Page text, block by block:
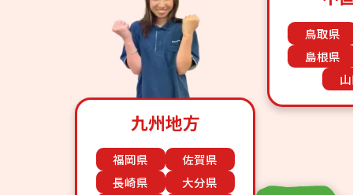
鳥取県
島根県
九州地方
福岡県
佐賀県
長崎県
大分県